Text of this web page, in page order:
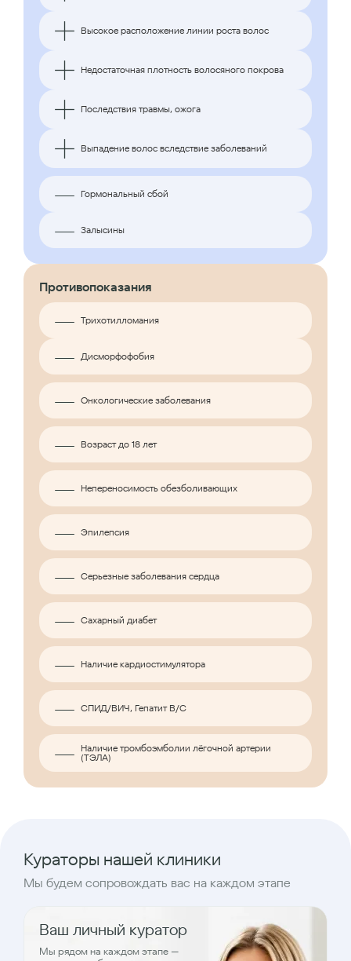
Высокое расположение линии роста волос
Недостаточная плотность волосяного покрова
Последствия травмы, ожога
Выпадение волос вследствие заболеваний
Гормональный сбой
Залысины
Противопоказания
Трихотилломания
Дисморфофобия
Онкологические заболевания
Возраст до 18 лет
Непереносимость обезболивающих
Эпилепсия
Серьезные заболевания сердца
Сахарный диабет
Наличие кардиостимулятора
СПИД/ВИЧ, Гепатит B/C
Наличие тромбоэмболии лёгочной артерии
(ТЭЛА)
Кураторы нашей клиники
Мы будем сопровождать вас на каждом этапе
Ваш личный куратор
Мы рядом на каждом этапе —